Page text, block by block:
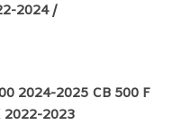
2024 /
2024-2025 CB 500 F
2022-2023